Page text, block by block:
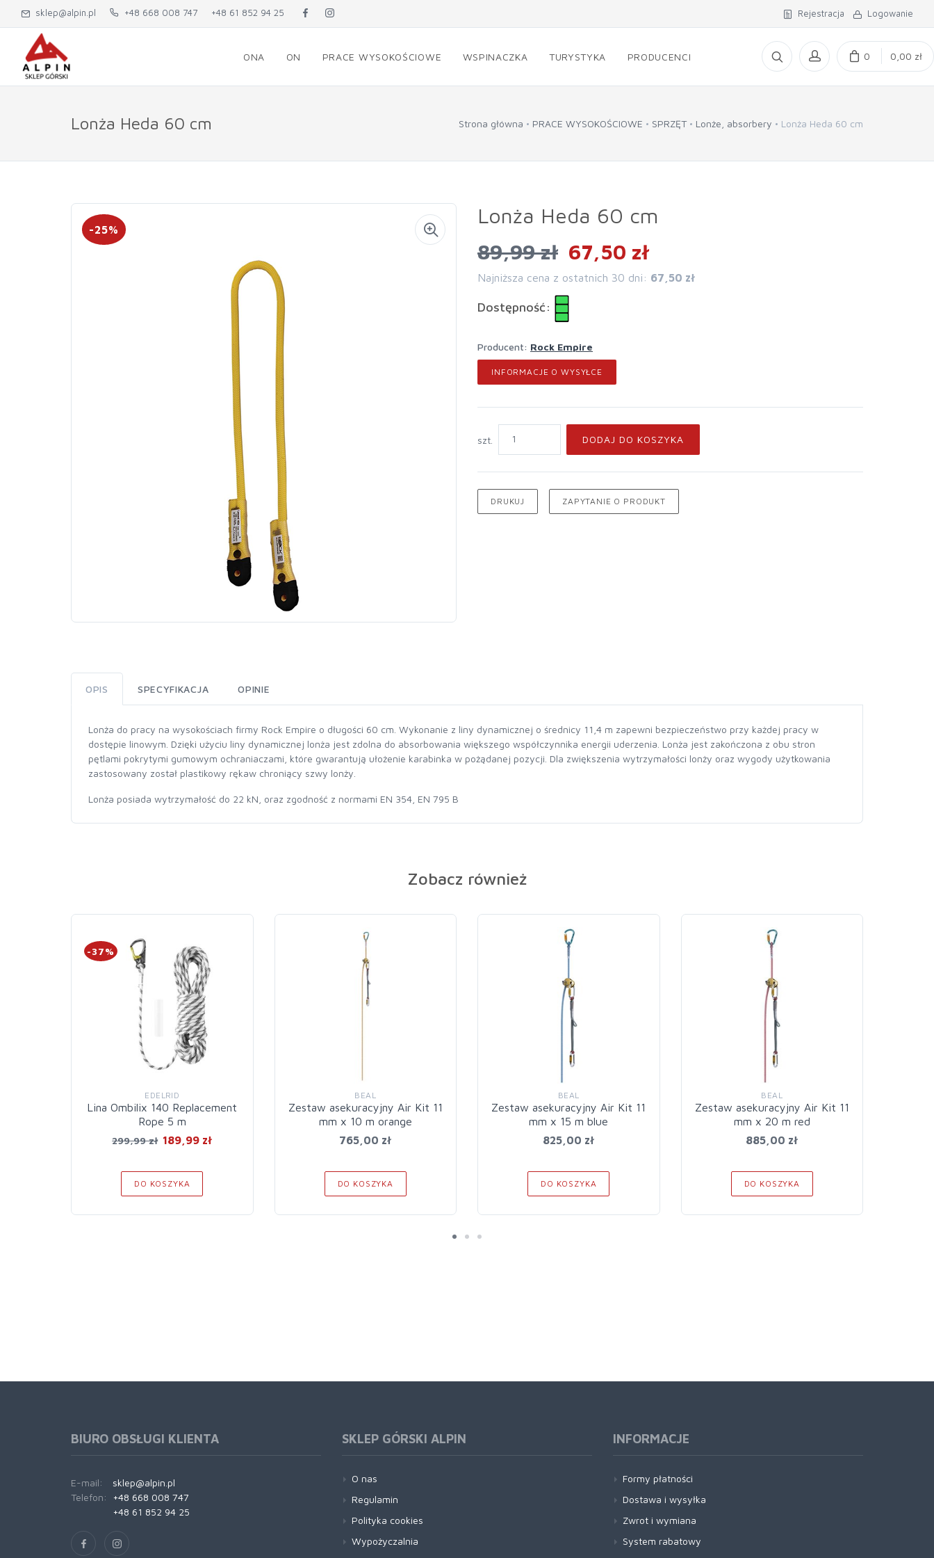
sklep@alpin.pl +48 668 008 747 +48 61 852 94 25 Rejestracja Logowanie
ONA ON PRACE WYSOKOŚCIOWE WSPINACZKA TURYSTYKA PRODUCENCI 0 0,00 zł
Lonża Heda 60 cm Strona główna PRACE WYSOKOŚCIOWE SPRZĘT Lonże, absorbery Lonża Heda 60 cm
-25%
Lonża Heda 60 cm
89,99 zł 67,50 zł
Najniższa cena z ostatnich 30 dni: 67,50 zł
Dostępność:
Producent: Rock Empire
INFORMACJE O WYSYŁCE
szt. DODAJ DO KOSZYKA
DRUKUJ ZAPYTANIE O PRODUKT
OPIS SPECYFIKACJA OPINIE
Lonża do pracy na wysokościach firmy Rock Empire o długości 60 cm. Wykonanie z liny dynamicznej o średnicy 11,4 m zapewni bezpieczeństwo przy każdej pracy w
dostępie linowym. Dzięki użyciu liny dynamicznej lonża jest zdolna do absorbowania większego współczynnika energii uderzenia. Lonża jest zakończona z obu stron
pętlami pokrytymi gumowym ochraniaczami, które gwarantują ułożenie karabinka w pożądanej pozycji. Dla zwiększenia wytrzymałości lonży oraz wygody użytkowania
zastosowany został plastikowy rękaw chroniący szwy lonży.
Lonża posiada wytrzymałość do 22 kN, oraz zgodność z normami EN 354, EN 795 B
Zobacz również
-37%
EDELRID
Lina Ombilix 140 Replacement
Rope 5 m
299,99 zł 189,99 zł
DO KOSZYKA
BEAL
Zestaw asekuracyjny Air Kit 11
mm x 10 m orange
765,00 zł
DO KOSZYKA
BEAL
Zestaw asekuracyjny Air Kit 11
mm x 15 m blue
825,00 zł
DO KOSZYKA
BEAL
Zestaw asekuracyjny Air Kit 11
mm x 20 m red
885,00 zł
DO KOSZYKA
BIURO OBSŁUGI KLIENTA
E-mail:
sklep@alpin.pl
Telefon:
+48 668 008 747
+48 61 852 94 25
SKLEP GÓRSKI ALPIN
O nas
Regulamin
Polityka cookies
Wypożyczalnia
INFORMACJE
Formy płatności
Dostawa i wysyłka
Zwrot i wymiana
System rabatowy